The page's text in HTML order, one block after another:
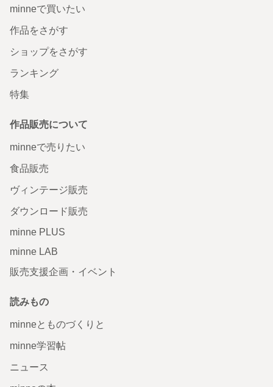
minneで買いたい
作品をさがす
ショップをさがす
ランキング
特集
作品販売について
minneで売りたい
食品販売
ヴィンテージ販売
ダウンロード販売
minne PLUS
minne LAB
販売支援企画・イベント
読みもの
minneとものづくりと
minne学習帖
ニュース